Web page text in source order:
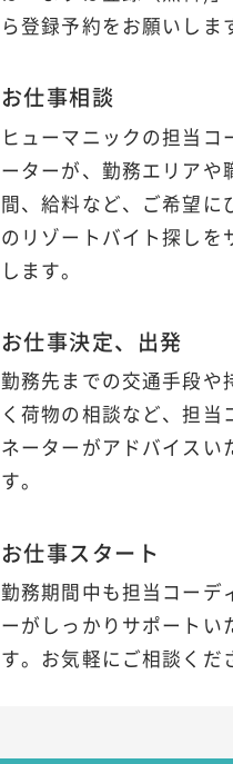
ら登録予約をお願いしま
お仕事相談
ヒューマニックの担当コ
ーターが、勤務エリアや
間、給料など、ご希望に
のリゾートバイト探しを
します。
お仕事決定、出発
勤務先までの交通手段や
く荷物の相談など、担当
ネーターがアドバイスい
す。
お仕事スタート
勤務期間中も担当コーデ
ーがしっかりサポートい
す。お気軽にご相談くだ